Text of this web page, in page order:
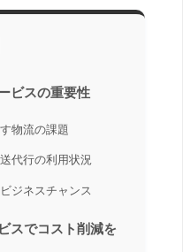
ビスの重要性
物流の課題
代行の利用状況
ジネスチャンス
スでコスト削減を